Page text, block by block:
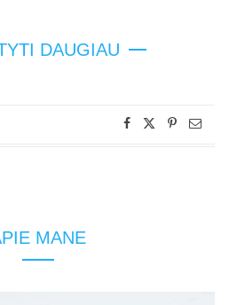
DAUGIAU
MANE